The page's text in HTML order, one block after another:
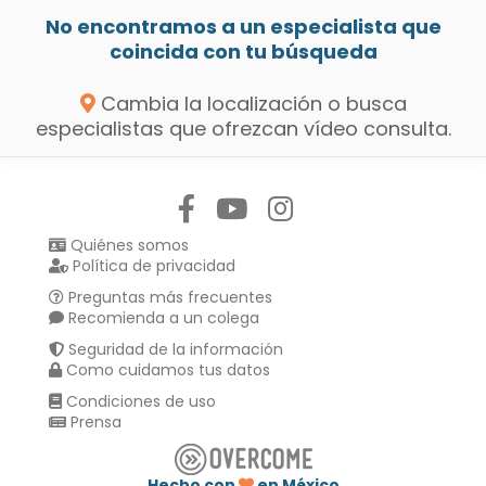
No encontramos a un especialista que
coincida con tu búsqueda
Cambia la localización o busca
especialistas que ofrezcan vídeo consulta.
Quiénes somos
Política de privacidad
Preguntas más frecuentes
Recomienda a un colega
Seguridad de la información
Como cuidamos tus datos
Condiciones de uso
Prensa